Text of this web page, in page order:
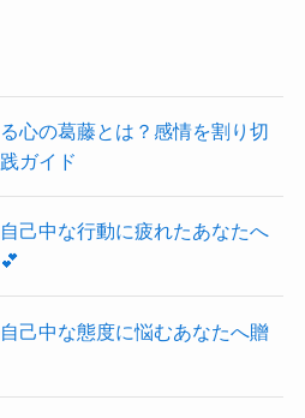
心の葛藤とは？感情を割り切
ガイド
己中な行動に疲れたあなたへ
己中な態度に悩むあなたへ贈